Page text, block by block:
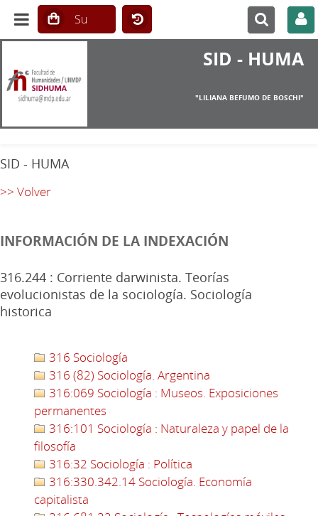
SID - HUMA
"LILIANA BEFUMO DE BOSCHI"
SID - HUMA
>> Volver
INFORMACIÓN DE LA INDEXACIÓN
316.244 : Corriente darwinista. Teorías
evolucionistas de la sociología. Sociología
historica
316 Sociología
316 (82) Sociología. Argentina
316:069 Sociología : Museos. Exposiciones
permanentes
316:101 Sociología : Naturaleza y papel de la
filosofía
316:32 Sociología : Política
316:330.342.14 Sociología. Economía
capitalista